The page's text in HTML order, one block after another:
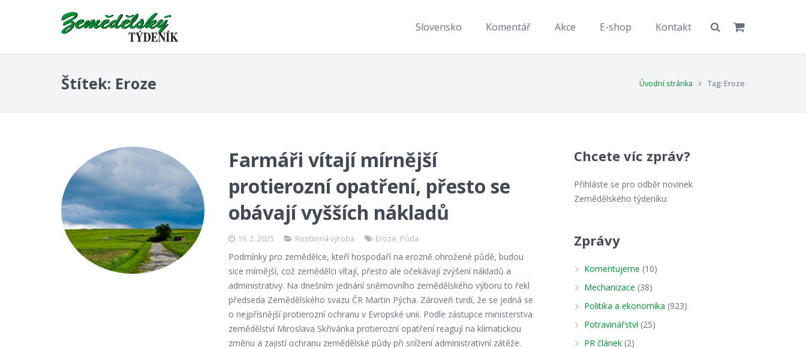
Slovensko Komentář Akce E-shop Kontakt
Štítek: Eroze Úvodní stránka Tag: Eroze
Farmáři vítají mírnější
protierozní opatření, přesto se
obávají vyšších nákladů
19. 2. 2025 Rostlinná výroba Eroze, Půda
Podmínky pro zemědělce, kteří hospodaří na erozně ohrožené půdě, budou
sice mírnější, což zemědělci vítají, přesto ale očekávají zvýšení nákladů a
administrativy. Na dnešním jednání sněmovního zemědělského výboru to řekl
předseda Zemědělského svazu ČR Martin Pýcha. Zároveň tvrdí, že se jedná se
o nejpřísnější protierozní ochranu v Evropské unii. Podle zástupce ministerstva
zemědělství Miroslava Skřivánka protierozní opatření reagují na klimatickou
změnu a zajistí ochranu zemědělské půdy při snížení administrativní zátěže.
Chcete víc zpráv?
Přihláste se pro odběr novinek
Zemědělského týdeníku:
Zprávy
Komentujeme (10)
Mechanizace (38)
Politika a ekonomika (923)
Potravinářství(25)
PR článek(2)